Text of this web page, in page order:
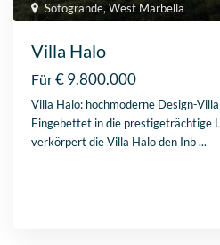
Sotogrande,West Marbella
Villa Halo
Für€ 9.800.000
Villa Halo: hochmoderne Design-
Eingebettet in die prestigeträchtige
verkörpert die Villa Halo den Inb...